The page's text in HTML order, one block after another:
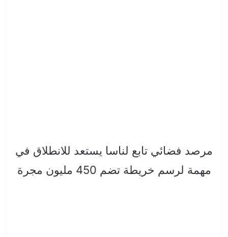
مرصد فضائي تابع لناسا يستعد للانطلاق في
مهمة لرسم خريطة تضم 450 مليون مجرة